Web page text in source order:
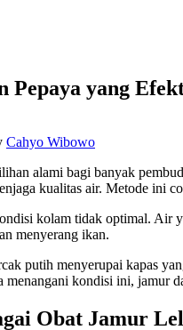
Pepaya yang
Cahyo Wibowo
alami bagi banyak
kualitas air. Metode ini
kolam tidak optimal. Air
menyerang ikan.
putih menyerupai kapas
menangani kondisi ini, jamur
Obat Jamur